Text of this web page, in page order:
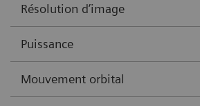
Résolution d’image
Puissance
Mouvement orbital